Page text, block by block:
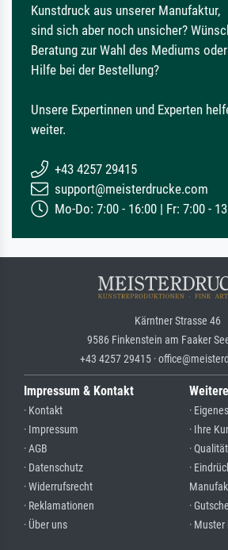
Kunstdruck aus unserer Manufaktur,
sind sich aber noch unsicher?
Beratung zur Wahl des Mediums
Hilfe bei der Bestellung?
Unsere Expertinnen und Experten
weiter.
+43 4257 29415
support@meisterdrucke.com
Mo-Do: 7:00 - 16:00 | Fr: 7:00 -
Kärntner Strasse 46
9586 Finkenstein am Faaker
+43 4257 29415 ·
Impressum & Kontakt
· Kontakt
· Impressum
· AGB
· Datenschutz
· Widerrufsrecht
· Reklamationen
· Über uns
·
· Ihre
· Qualität
·
·
·